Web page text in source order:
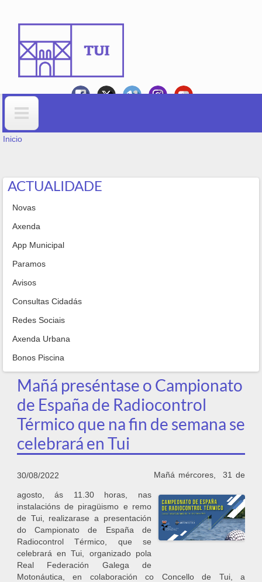
Formulario de busca
VOSTEDE ESTÁ AQUÍ
Inicio
ACTUALIDADE
Novas
Axenda
App Municipal
Paramos
Avisos
Consultas Cidadás
Redes Sociais
Axenda Urbana
Bonos Piscina
Mañá preséntase o Campionato
de España de Radiocontrol
Térmico que na fin de semana se
celebrará en Tui
30/08/2022 Mañá mércores, 31 de
agosto, ás 11.30 horas, nas
instalacións de piragüismo e remo
de Tui, realizarase a presentación
do Campionato de España de
Radiocontrol Térmico, que se
celebrará en Tui, organizado pola
Real Federación Galega de
Motonáutica, en colaboración co Concello de Tui, a